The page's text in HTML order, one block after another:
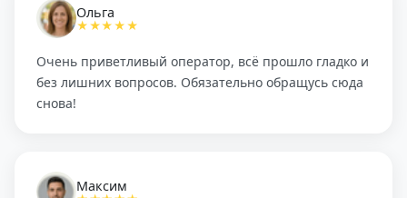
Ольга
★★★★★
Очень приветливый оператор, всё прошло гладко и
без лишних вопросов. Обязательно обращусь сюда
снова!
Максим